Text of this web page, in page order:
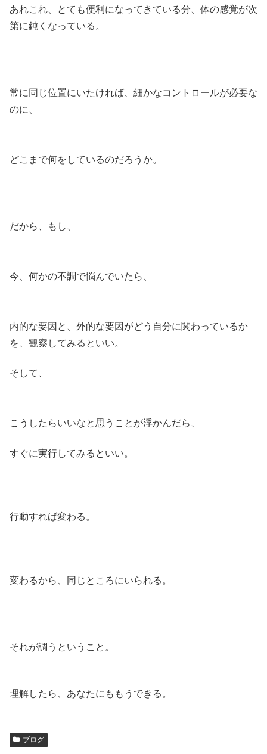
あれこれ、とても便利になってきている分、体の感覚が次
第に鈍くなっている。
常に同じ位置にいたければ、細かなコントロールが必要な
のに、
どこまで何をしているのだろうか。
だから、もし、
今、何かの不調で悩んでいたら、
内的な要因と、外的な要因がどう自分に関わっているか
を、観察してみるといい。
そして、
こうしたらいいなと思うことが浮かんだら、
すぐに実行してみるといい。
行動すれば変わる。
変わるから、同じところにいられる。
それが調うということ。
理解したら、あなたにももうできる。
ブログ